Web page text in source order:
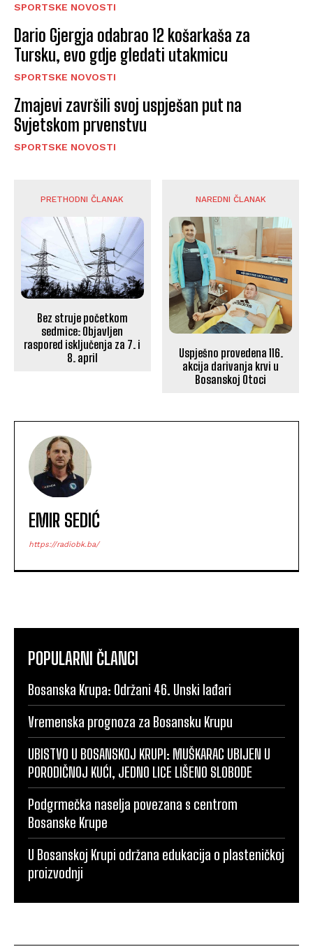
SPORTSKE NOVOSTI
Dario Gjergja odabrao 12 košarkaša za
Tursku, evo gdje gledati utakmicu
SPORTSKE NOVOSTI
Zmajevi završili svoj uspješan put na
Svjetskom prvenstvu
SPORTSKE NOVOSTI
PRETHODNI ČLANAK
Bez struje početkom
sedmice: Objavljen
raspored isključenja za 7. i
8. april
NAREDNI ČLANAK
Uspješno provedena 116.
akcija darivanja krvi u
Bosanskoj Otoci
EMIR SEDIĆ
https://radiobk.ba/
POPULARNI ČLANCI
Bosanska Krupa: Održani 46. Unski lađari
Vremenska prognoza za Bosansku Krupu
UBISTVO U BOSANSKOJ KRUPI: MUŠKARAC UBIJEN U
PORODIČNOJ KUĆI, JEDNO LICE LIŠENO SLOBODE
Podgrmečka naselja povezana s centrom
Bosanske Krupe
U Bosanskoj Krupi održana edukacija o plasteničkoj
proizvodnji